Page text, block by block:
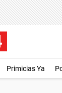
Primicias Ya